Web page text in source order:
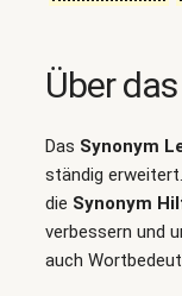
Über
Das Synonym
ständig
die Synonym
verbessern und
auch